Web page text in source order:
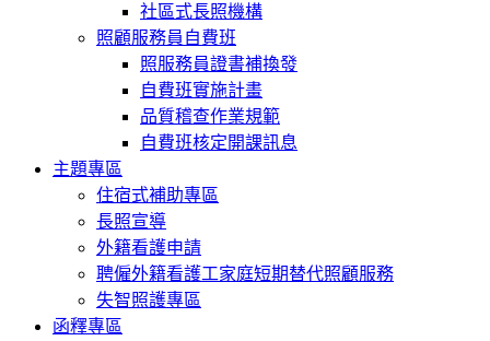
社區式長照機構
照顧服務員自費班
照服務員證書補換發
自費班實施計畫
品質稽查作業規範
自費班核定開課訊息
主題專區
住宿式補助專區
長照宣導
外籍看護申請
聘僱外籍看護工家庭短期替代照顧服務
失智照護專區
函釋專區